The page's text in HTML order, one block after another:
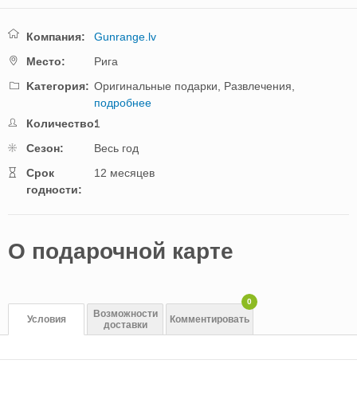
Компания:
Gunrange.lv
Mестo:
Рига
Kатегория: Оригинальные подарки, Развлечения,
подробнее
Количество:1
Cезон:
Весь год
Cрок
годности:
12 месяцев
O подарочной картe
Условия
Возможности
доставки
Комментировать
0